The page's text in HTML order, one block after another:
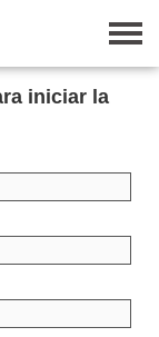
iniciar la